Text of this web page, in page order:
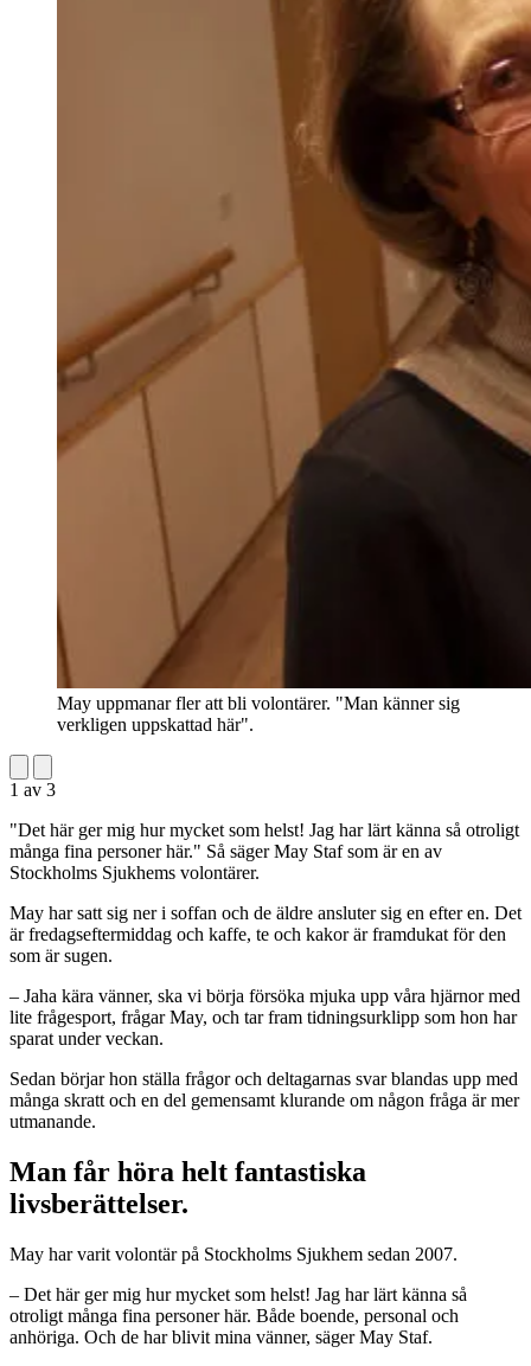
May uppmanar fler att bli volontärer. "Man känner sig
verkligen uppskattad här".
1 av 3
"Det här ger mig hur mycket som helst! Jag har lärt känna så otroligt
många fina personer här." Så säger May Staf som är en av
Stockholms Sjukhems volontärer.
May har satt sig ner i soffan och de äldre ansluter sig en efter en. Det
är fredagseftermiddag och kaffe, te och kakor är framdukat för den
som är sugen.
– Jaha kära vänner, ska vi börja försöka mjuka upp våra hjärnor med
lite frågesport, frågar May, och tar fram tidningsurklipp som hon har
sparat under veckan.
Sedan börjar hon ställa frågor och deltagarnas svar blandas upp med
många skratt och en del gemensamt klurande om någon fråga är mer
utmanande.
Man får höra helt fantastiska
livsberättelser.
May har varit volontär på Stockholms Sjukhem sedan 2007.
– Det här ger mig hur mycket som helst! Jag har lärt känna så
otroligt många fina personer här. Både boende, personal och
anhöriga. Och de har blivit mina vänner, säger May Staf.